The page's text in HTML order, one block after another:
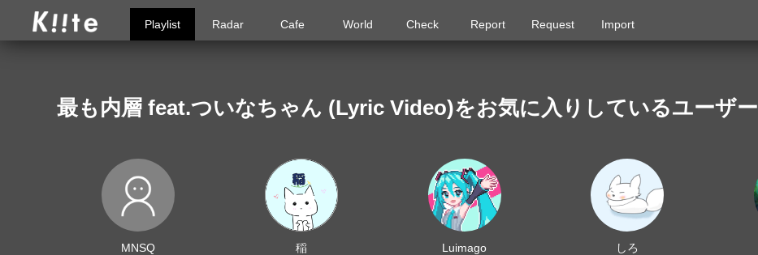
Playlist Radar Cafe World Check Report Request Import
最も内層 feat.ついなちゃん (Lyric Video)をお気に入りしているユーザー
MNSQ 稲 Luimago しろ